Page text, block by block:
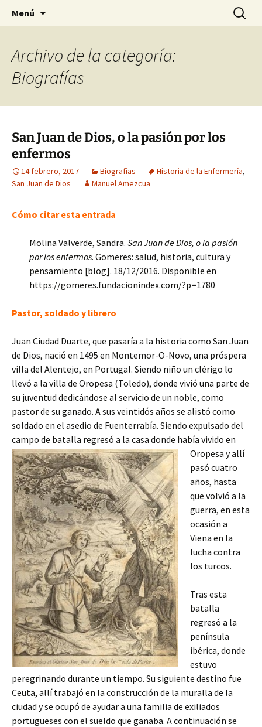
Gomeres
Historia, cultura y pensamiento
Menú Buscar:
Archivo de la categoría:
Biografías
San Juan de Dios, o la pasión por los
enfermos
14 febrero, 2017 Biografías Historia de la Enfermería,
San Juan de Dios
Manuel Amezcua
Cómo citar esta entrada
Molina Valverde, Sandra. San Juan de Dios, o la pasión
por los enfermos. Gomeres: salud, historia, cultura y
pensamiento [blog]. 18/12/2016. Disponible en
https://gomeres.fundacionindex.com/?p=1780
Pastor, soldado y librero
Juan Ciudad Duarte, que pasaría a la historia como San Juan
de Dios, nació en 1495 en Montemor-O-Novo, una próspera
villa del Alentejo, en Portugal. Siendo niño un clérigo lo
llevó a la villa de Oropesa (Toledo), donde vivió una parte de
su juventud dedicándose al servicio de un noble, como
pastor de su ganado. A sus veintidós años se alistó como
soldado en el asedio de Fuenterrabía. Siendo expulsado del
campo de batalla regresó a la casa donde había vivido en
Oropesa y allí
pasó cuatro
años, hasta
que volvió a la
guerra, en esta
ocasión a
Viena en la
lucha contra
los turcos.
Tras esta
batalla
regresó a la
península
ibérica, donde
estuvo
peregrinando durante un tiempo. Su siguiente destino fue
Ceuta, allí trabajó en la construcción de la muralla de la
ciudad y se ocupó de ayudar a una familia de exiliados
portugueses con el sueldo que ganaba. A continuación se